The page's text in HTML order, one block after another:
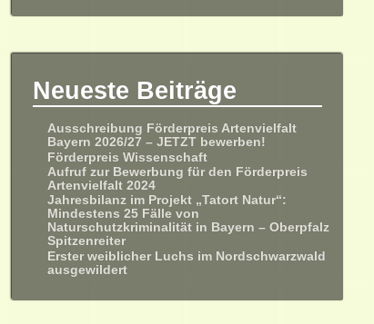
Neueste Beiträge
Ausschreibung Förderpreis Artenvielfalt
Bayern 2026/27 – JETZT bewerben!
Förderpreis Wissenschaft
Aufruf zur Bewerbung für den Förderpreis
Artenvielfalt 2024
Jahresbilanz im Projekt „Tatort Natur“:
Mindestens 25 Fälle von
Naturschutzkriminalität in Bayern – Oberpfalz
Spitzenreiter
Erster weiblicher Luchs im Nordschwarzwald
ausgewildert